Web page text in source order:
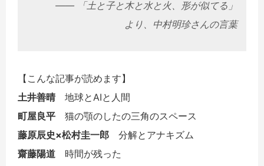
―― 「土と子と木と水と火、形が似てる」
より、中村明珍さんの言葉
【こんな記事が読めます】
土井善晴地球とAIと人間
町屋良平 猫の顎のしたの三角のスペース
藤原辰史×松村圭一郎 分解とアナキズム
齋藤陽道 時間が残った